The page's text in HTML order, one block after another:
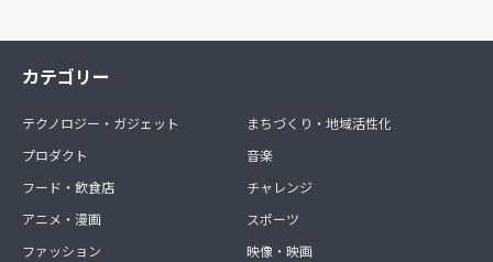
カテゴリー
テクノロジー・ガジェット
プロダクト
フード・飲食店
アニメ・漫画
ファッション
まちづくり・地域活性化
音楽
チャレンジ
スポーツ
映像・映画